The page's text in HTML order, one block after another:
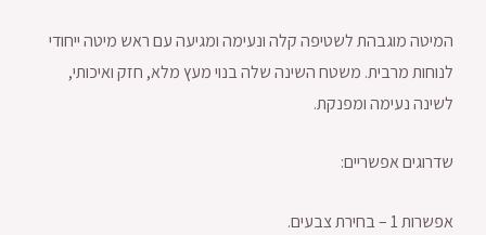
המיטה מוגבהת לשטיפה קלה ונעימה ומגיעה עם ראש מיטה ייחודי
לנוחות מרבית. משטח השינה שלה בנוי מעץ מלא, חזק ואיכותי,
לשינה נעימה ומפנקת.
שדרוגים אפשריים:
אפשרות 1 – בחירת צבעים.